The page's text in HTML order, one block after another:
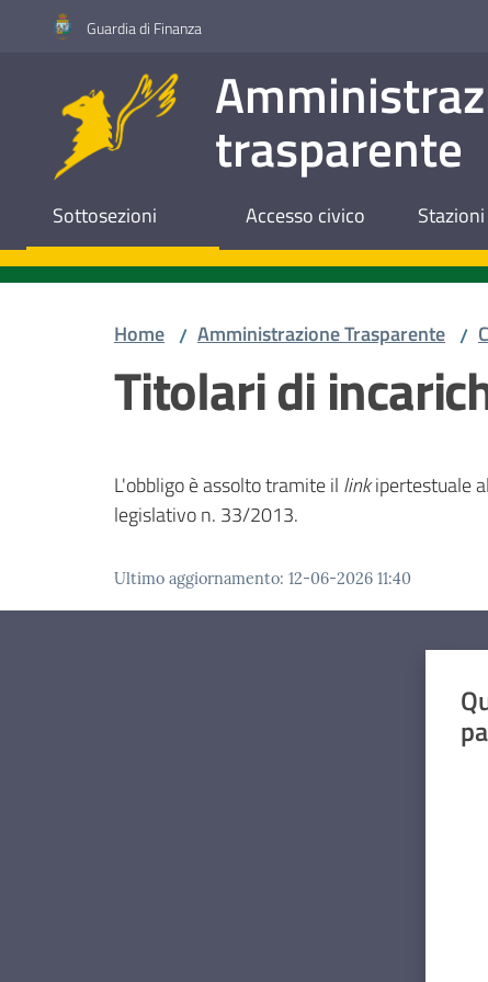
Vai al contenuto
Vai alla navigazione
Vai al footerGuardia di Finanza
trasparente
Sottosezioni Accesso civico
Home / Amministrazione Trasparente /
Titolari di
L'obbligo è assolto tramite il linkipertestuale
legislativo n. 33/2013.
Ultimo aggiornamento: 12-06-2026 11:40